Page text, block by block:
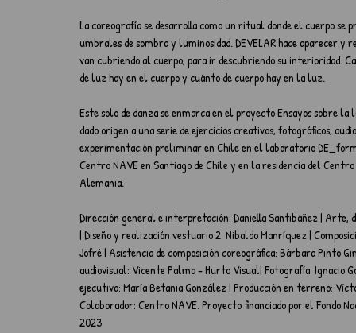
La coreografía se desarrolla como un ritual donde el cuerpo se
umbrales de sombra y luminosidad. DEVELAR hace aparecer
van cubriendo al cuerpo, para ir descubriendo su interioridad.
de luz hay en el cuerpo y cuánto de cuerpo hay en la luz.
Este solo de danza se enmarca en el proyecto Ensayos
dado origen a una serie de ejercicios creativos, fotográficos,
experimentación preliminar en Chile en el laboratorio
Centro NAVE en Santiago de Chile y en la residencia del
Alemania.
Dirección general e interpretación: Daniella Santibáñez |
| Diseño y realización vestuario 2: Nibaldo Manríquez |
Jofré | Asistencia de composición coreográfica: Bárbara Pinto
audiovisual: Vicente Palma - Hurto Visual| Fotografía: Ignacio
ejecutiva: María Betania González | Producción en terreno:
Colaborador: Centro NAVE. Proyecto financiado por el Fondo
2023